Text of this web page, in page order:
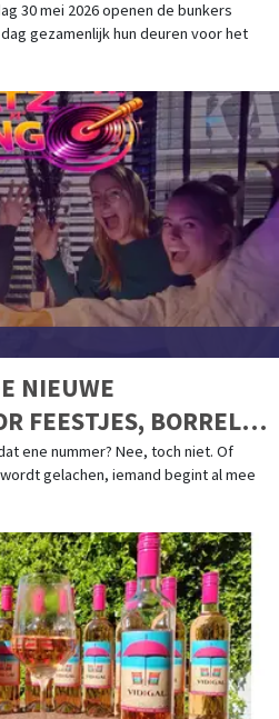
30 mei 2026 openen de bunkers
gezamenlijk hun deuren voor het
NIEUWE
FEESTJES, BORRELS
ene nummer? Nee, toch niet. Of
gelachen, iemand begint al mee